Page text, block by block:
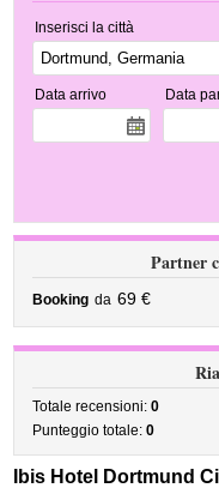
Inserisci la città
Data arrivo Data
Partner
Booking da 69 €
Totale recensioni:0
Punteggio totale:0
Ibis Hotel Dortmund